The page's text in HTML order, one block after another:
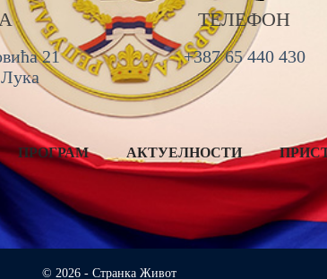
21
ТЕЛЕФОН
+387 65 440 430
ПРОГРАМ АКТУЕЛНОСТИ
© 2026 - Странка Живот